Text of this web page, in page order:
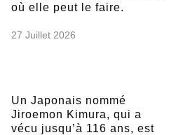
où elle peut le faire.
27 Juillet 2026
Un Japonais nommé
Jiroemon Kimura, qui a
vécu jusqu’à 116 ans, est